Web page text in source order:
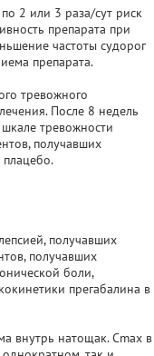
2 или 3 раза/сут риск
препарата при
частоты судорог
препарата.
тревожного
После 8 недель
тревожности
получавших
плацебо.
получавших
получавших
боли,
прегабалина в
внутрь натощак. Cmax в